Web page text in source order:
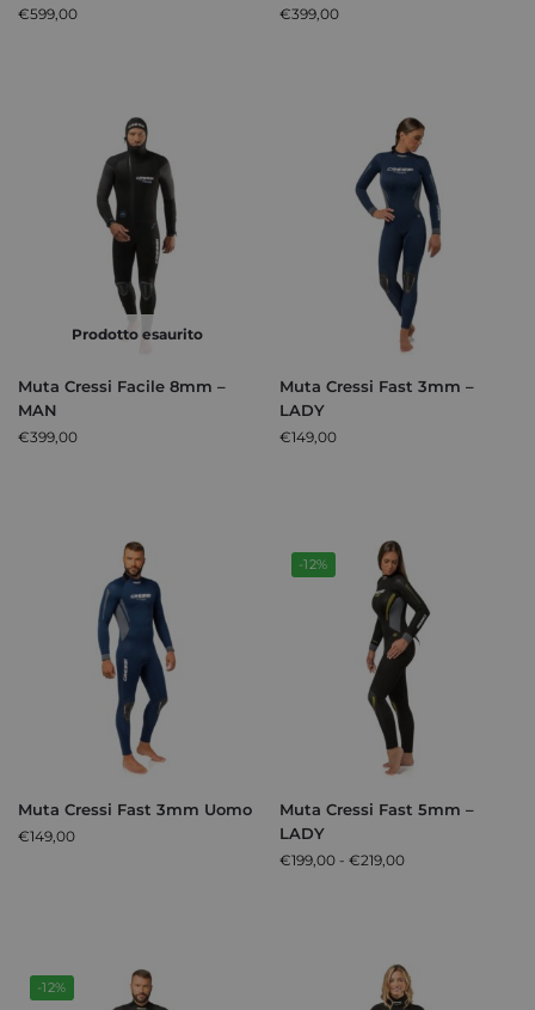
€599,00 €399,00
Prodotto esaurito
Muta Cressi Facile 8mm –
MAN
€399,00
Muta Cressi Fast 3mm –
LADY
€149,00
Muta Cressi Fast 3mm Uomo
€149,00
-12%
Muta Cressi Fast 5mm –
LADY
€199,00 - €219,00
-12%